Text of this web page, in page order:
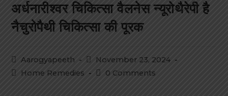
अर्धनारीश्वर चिकित्सा वैलनेस न्यूरोथैरेपी है
नैचुरोपैथी चिकित्सा की पूरक
Aarogyapeeth
November 23, 2024
Home Remedies
0 Comments